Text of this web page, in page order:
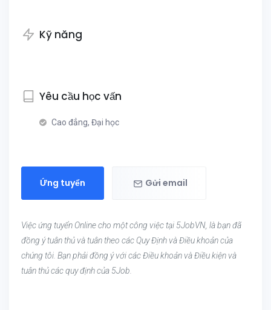
Kỹ năng
Yêu cầu học vấn
Cao đẳng, Đại học
Ứng tuyển Gửi email
Việc ứng tuyển Online cho một công việc tại 5JobVN, là bạn đã
đồng ý tuân thủ và tuân theo các Quy Định và Điều khoản của
chúng tôi. Bạn phải đồng ý với các Điều khoản và Điều kiện và
tuân thủ các quy định của 5Job.